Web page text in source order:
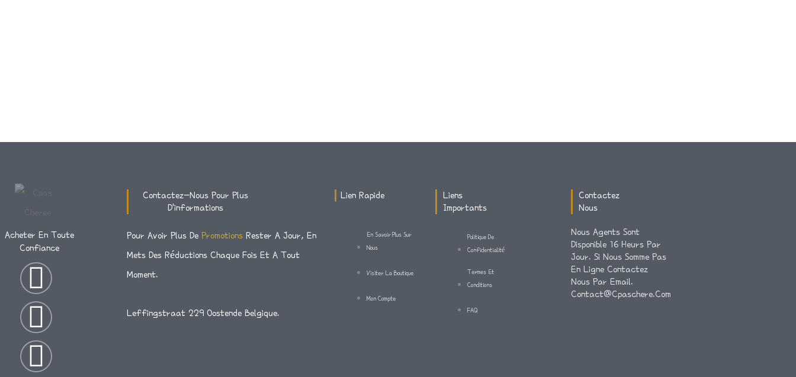
Acheter En Toute
Confiance
I
N
S
T
T
W
I
T
F
A
C
E
Contactez-Nous Pour Plus
D'informations
Pour Avoir Plus DePromotionsRester A Jour, En
Mets Des Réductions Chaque Fois Et A Tout
Moment.
Leffingstraat 229 Oostende Belgique.
Lien Rapide
En Savoir Plus Sur
Nous
Visiter La Boutique
Mon Compte
Liens
Importants
Politique De
Confidentialité
Termes Et
Conditions
FAQ
Contactez
Nous
Nous Agents Sont
Disponible 16 Heurs Par
Jour. Si Nous Somme Pas
En Ligne Contactez
Nous Par Email.
Contact@cpaschere.com